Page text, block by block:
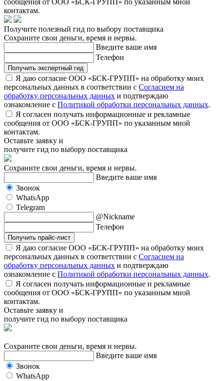
сообщения от ООО «БСК-ГРУПП» по указанным мной
контактам.
Получите полезный гид по выбору поставщика
Сохраните свои деньги, время и нервы.
Введите ваше имя
Телефон
Получить экспертный гид
Я даю согласие ООО «БСК-ГРУПП» на обработку моих
персональных данных в соответствии с Согласием на
обработку персональных данных и подтверждаю
ознакомление с Политикой обработки персональных данных.
Я согласен получать информационные и рекламные
сообщения от ООО «БСК-ГРУПП» по указанным мной
контактам.
Оставьте заявку и
получите гид по выбору поставщика
Сохраните свои деньги, время и нервы.
Введите ваше имя
Звонок
WhatsApp
Telegram
@Nickname
Телефон
Получить прайс-лист
Я даю согласие ООО «БСК-ГРУПП» на обработку моих
персональных данных в соответствии с Согласием на
обработку персональных данных и подтверждаю
ознакомление с Политикой обработки персональных данных.
Я согласен получать информационные и рекламные
сообщения от ООО «БСК-ГРУПП» по указанным мной
контактам.
Оставьте заявку и
получите гид по выбору поставщика
Сохраните свои деньги, время и нервы.
Введите ваше имя
Звонок
WhatsApp